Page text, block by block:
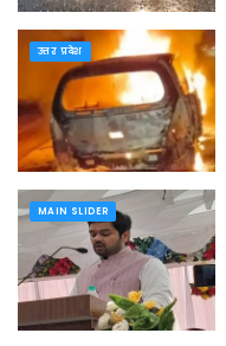
उत्तर प्रदेश
MAIN SLIDER